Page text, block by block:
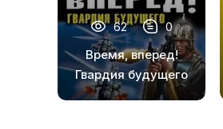
62 0
Время, вперед!
Гвардия будущего
(сборник)